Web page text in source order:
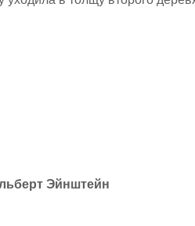
Эйнштейн